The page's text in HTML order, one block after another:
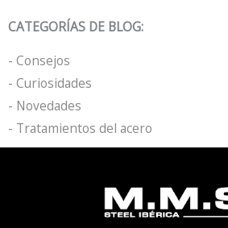
CATEGORÍAS DE BLOG:
- Consejos
- Curiosidades
- Novedades
- Tratamientos del acero